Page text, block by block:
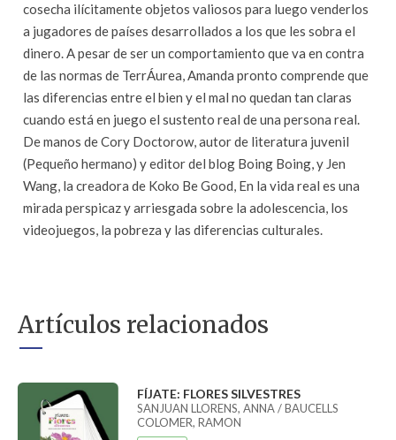
cosecha ilícitamente objetos valiosos para luego venderlos
a jugadores de países desarrollados a los que les sobra el
dinero. A pesar de ser un comportamiento que va en contra
de las normas de TerrÁurea, Amanda pronto comprende que
las diferencias entre el bien y el mal no quedan tan claras
cuando está en juego el sustento real de una persona real.
De manos de Cory Doctorow, autor de literatura juvenil
(Pequeño hermano) y editor del blog Boing Boing, y Jen
Wang, la creadora de Koko Be Good, En la vida real es una
mirada perspicaz y arriesgada sobre la adolescencia, los
videojuegos, la pobreza y las diferencias culturales.
Artículos relacionados
FÍJATE: FLORES SILVESTRES
SANJUAN LLORENS, ANNA / BAUCELLS
COLOMER, RAMON